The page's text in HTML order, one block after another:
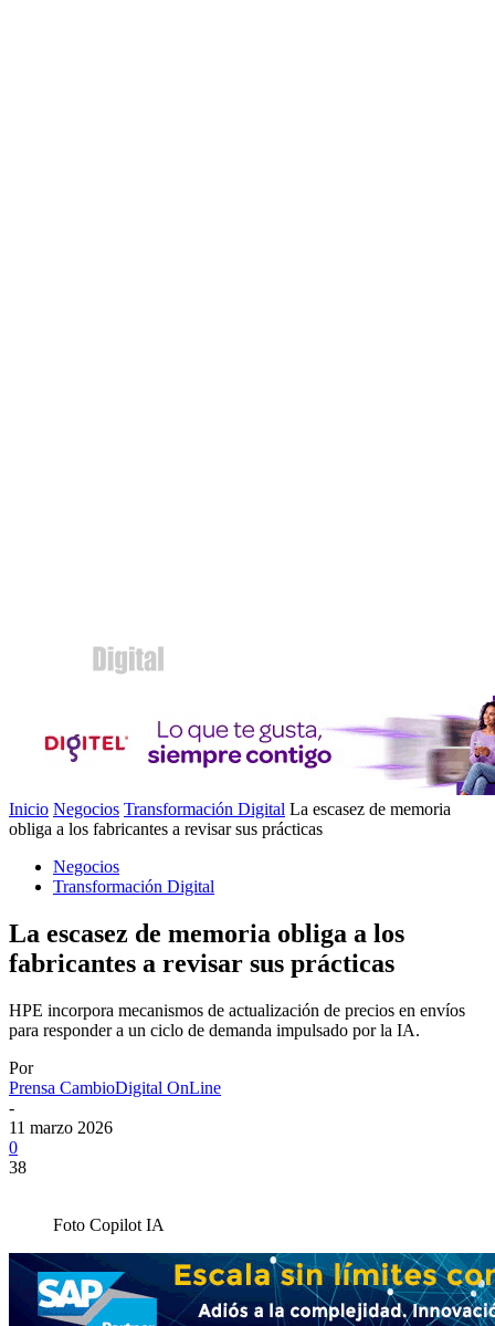
Inicio Negocios Transformación Digital La escasez de memoria
obliga a los fabricantes a revisar sus prácticas
Negocios
Transformación Digital
La escasez de memoria obliga a los
fabricantes a revisar sus prácticas
HPE incorpora mecanismos de actualización de precios en envíos
para responder a un ciclo de demanda impulsado por la IA.
Por
Prensa CambioDigital OnLine
-
11 marzo 2026
0
38
Foto Copilot IA